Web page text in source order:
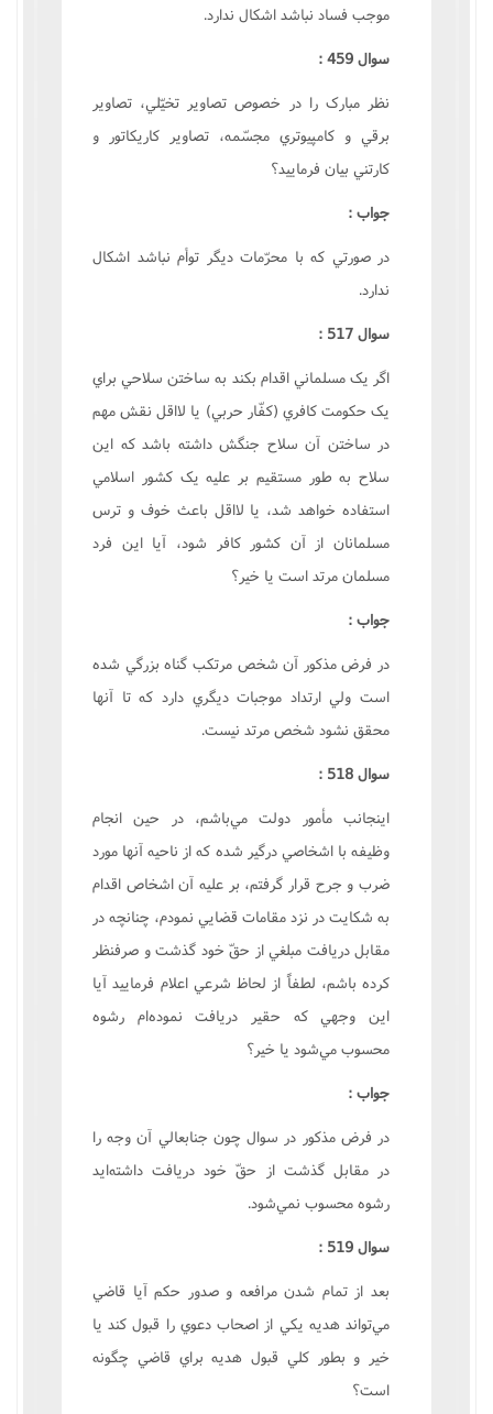
موجب فساد نباشد اشکال ندارد.
سوال 459 :
نظر مبارک را در خصوص تصاوير تخيّلي، تصاوير
برقي و کامپيوتري مجسّمه، تصاوير کاريکاتور و
کارتني بيان فرماييد؟
جواب :
در صورتي که با محرّمات ديگر توأم نباشد اشکال
ندارد.
سوال 517 :
اگر يک مسلماني اقدام بکند به ساختن سلاحي براي
يک حکومت کافري (کفّار حربي) يا لااقل نقش مهم
در ساختن آن سلاح جنگش داشته باشد که اين
سلاح به طور مستقيم بر عليه يک کشور اسلامي
استفاده خواهد شد، يا لااقل باعث خوف و ترس
مسلمانان از آن کشور کافر شود، آيا اين فرد
مسلمان مرتد است يا خير؟
جواب :
در فرض مذکور آن شخص مرتکب گناه بزرگي شده
است ولي ارتداد موجبات ديگري دارد که تا آنها
محقق نشود شخص مرتد نيست.
سوال 518 :
اينجانب مأمور دولت مي‌باشم، در حين انجام
وظيفه با اشخاصي درگير شده که از ناحيه آنها مورد
ضرب و جرح قرار گرفتم، بر عليه آن اشخاص اقدام
به شکايت در نزد مقامات قضايي نمودم، چنانچه در
مقابل دريافت مبلغي از حقّ خود گذشت و صرفنظر
کرده باشم، لطفاً از لحاظ شرعي اعلام فرماييد آيا
اين وجهي که حقير دريافت نموده‌ام رشوه
محسوب مي‌شود يا خير؟
جواب :
در فرض مذکور در سوال چون جنابعالي آن وجه را
در مقابل گذشت از حقّ خود دريافت داشته‌ايد
رشوه محسوب نمي‌شود.
سوال 519 :
بعد از تمام شدن مرافعه و صدور حکم آيا قاضي
مي‌تواند هديه يکي از اصحاب دعوي را قبول کند يا
خير و بطور کلي قبول هديه براي قاضي چگونه
است؟